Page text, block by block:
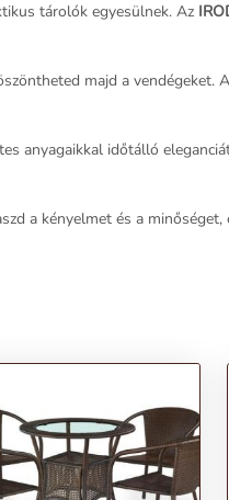
tárolók egyesülnek. Az
majd a vendégeket. A
anyagaikkal időtálló
a kényelmet és a